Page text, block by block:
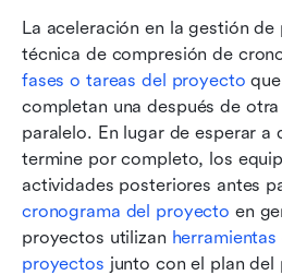
La aceleración en la gestión de
fases o tareas del proyecto
completan una después de otra
paralelo. En lugar de esperar a
termine por completo, los
cronograma del proyecto en
proyectos utilizan
proyectos junto con el plan del